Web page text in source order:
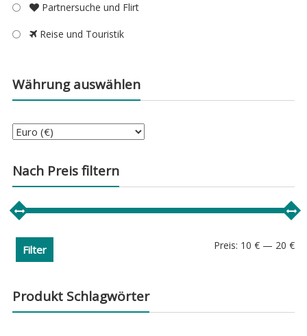
Partnersuche und Flirt
Reise und Touristik
Währung auswählen
Nach Preis filtern
Filter Preis: 10 € — 20 €
Produkt Schlagwörter